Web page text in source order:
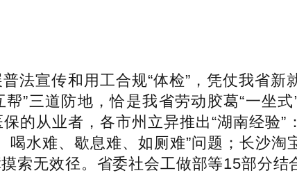
宣传和用工合规“体检”，凭仗我省新
”三道防地，恰是我省劳动胶葛“一坐
的从业者，各市州立异推出“湖南经验
水难、歇息难、如厕难”问题；长沙
索无效径。省委社会工做部等15部分